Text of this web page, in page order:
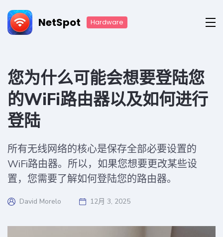
NetSpot Hardware
您为什么可能会想要登陆您
的WiFi路由器以及如何进行
登陆
所有无线网络的核心是保存全部必要设置的
WiFi路由器。所以，如果您想要更改某些设
置，您需要了解如何登陆您的路由器。
David Morelo 12月 3, 2025